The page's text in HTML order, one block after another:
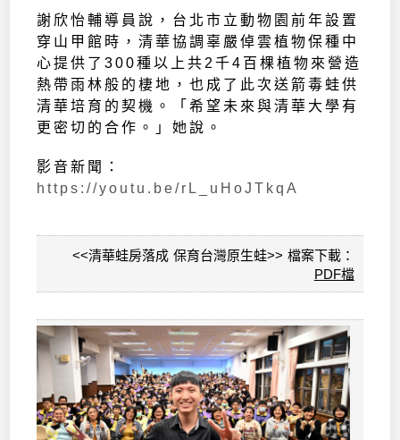
謝欣怡輔導員說，台北市立動物園前年設置
穿山甲館時，清華協調辜嚴倬雲植物保種中
心提供了300種以上共2千4百棵植物來營造
熱帶雨林般的棲地，也成了此次送箭毒蛙供
清華培育的契機。「希望未來與清華大學有
更密切的合作。」她說。
影音新聞：
https://youtu.be/rL_uHoJTkqA
<<清華蛙房落成 保育台灣原生蛙>> 檔案下載：
PDF檔